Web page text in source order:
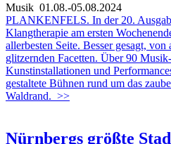
Musik 01.08.-05.08.2024
PLANKENFELS. In der 20.
Klangtherapie am ersten
allerbesten Seite. Besser gesagt,
glitzernden Facetten. Über 90
Kunstinstallationen und
gestaltete Bühnen rund um das
Waldrand. >>
Nürnbergs größte